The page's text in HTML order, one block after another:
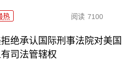
热 阅读 7100
绝承认国际刑事法院对美国
司法管辖权